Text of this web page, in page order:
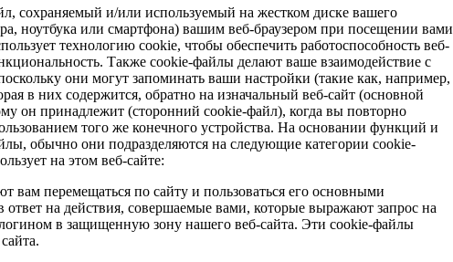
сохраняемый и/или используемый на жестком диске вашего
ноутбука или смартфона) вашим веб-браузером при посещении вами
технологию cookie, чтобы обеспечить работоспособность веб-
Также cookie-файлы делают ваше взаимодействие с
они могут запоминать ваши настройки (такие как, например,
в них содержится, обратно на изначальный веб-сайт (основной
он принадлежит (сторонний cookie-файл), когда вы повторно
того же конечного устройства. На основании функций и
обычно они подразделяются на следующие категории cookie-
на этом веб-сайте:
вам перемещаться по сайту и пользоваться его основными
на действия, совершаемые вами, которые выражают запрос на
в защищенную зону нашего веб-сайта. Эти cookie-файлы